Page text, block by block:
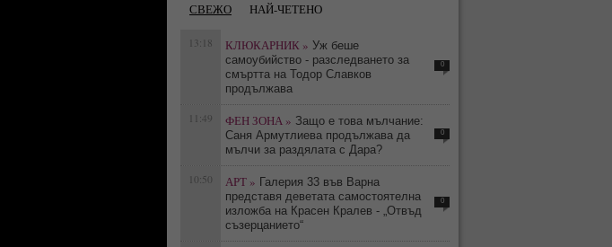
СВЕЖО НАЙ-ЧЕТЕНО
13:18 КЛЮКАРНИК » Уж беше
самоубийство - разследването за
смъртта на Тодор Славков
продължава
0
11:49 ФЕН ЗОНА » Защо е това мълчание:
Саня Армутлиева продължава да
мълчи за раздялата с Дара?
0
10:50 АРТ » Галерия 33 във Варна
представя деветата самостоятелна
изложба на Красен Кралев - „Отвъд
съзерцанието“
0